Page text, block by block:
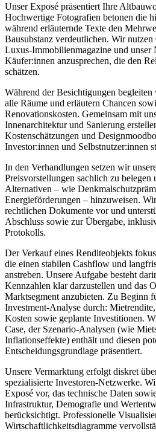
Unser Exposé präsentiert Ihre
Hochwertige Fotografien betonen die
während erläuternde Texte den
Bausubstanz verdeutlichen. Wir
Luxus-Immobilienmagazine und unser
Käufer:innen anzusprechen, die den
schätzen.
Während der Besichtigungen
alle Räume und erläutern Chancen
Renovationskosten. Gemeinsam mit
Innenarchitektur und Sanierung
Kostenschätzungen und
Investor:innen und Selbstnutzer:innen
In den Verhandlungen setzen wir
Preisvorstellungen sachlich zu
Alternativen – wie
Energieförderungen – hinzuweisen.
rechtlichen Dokumente vor und
Abschluss sowie zur Übergabe,
Protokolls.
Der Verkauf eines Renditeobjekts
die einen stabilen Cashflow und
anstreben. Unsere Aufgabe besteht
Kennzahlen klar darzustellen und das
Marktsegment anzubieten. Zu Beginn
Investment-Analyse durch:
Kosten sowie geplante Investitionen.
Case, der Szenario-Analysen (wie
Inflationseffekte) enthält und diesen
Entscheidungsgrundlage präsentiert.
Unsere Vermarktung erfolgt diskret
spezialisierte Investoren-Netzwerke.
Exposé vor, das technische Daten
Infrastruktur, Demografie und
berücksichtigt. Professionelle
Wirtschaftlichkeitsdiagramme